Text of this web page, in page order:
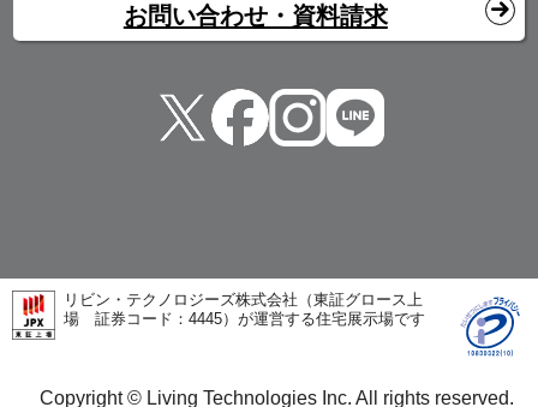
お問い合わせ・資料請求
リビン・テクノロジーズ株式会社（東証グロース上
場 証券コード：4445）が運営する住宅展示場です
Copyright © Living Technologies Inc. All rights reserved.